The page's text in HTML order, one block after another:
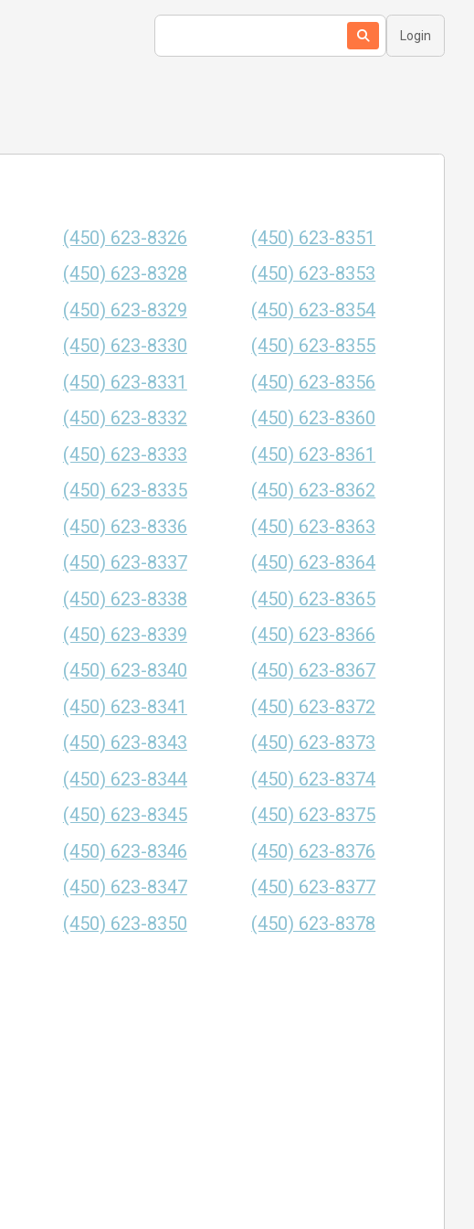
Login
(450) 623-8326
(450) 623-8328
(450) 623-8329
(450) 623-8330
(450) 623-8331
(450) 623-8332
(450) 623-8333
(450) 623-8335
(450) 623-8336
(450) 623-8337
(450) 623-8338
(450) 623-8339
(450) 623-8340
(450) 623-8341
(450) 623-8343
(450) 623-8344
(450) 623-8345
(450) 623-8346
(450) 623-8347
(450) 623-8350
(450) 623-8351
(450) 623-8353
(450) 623-8354
(450) 623-8355
(450) 623-8356
(450) 623-8360
(450) 623-8361
(450) 623-8362
(450) 623-8363
(450) 623-8364
(450) 623-8365
(450) 623-8366
(450) 623-8367
(450) 623-8372
(450) 623-8373
(450) 623-8374
(450) 623-8375
(450) 623-8376
(450) 623-8377
(450) 623-8378